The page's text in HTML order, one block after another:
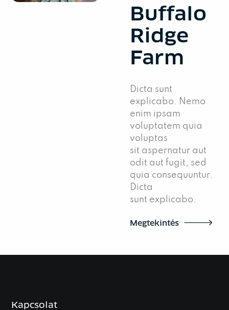
Buffalo
Ridge
Farm
Dicta sunt
explicabo. Nemo
enim ipsam
voluptatem quia
voluptas
sit aspernatur aut
odit aut fugit, sed
quia consequuntur.
Dicta
sunt explicabo.
Megtekintés
Kapcsolat